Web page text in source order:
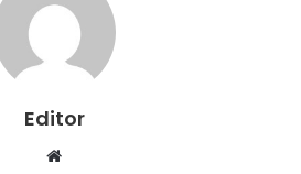
Editor
Website